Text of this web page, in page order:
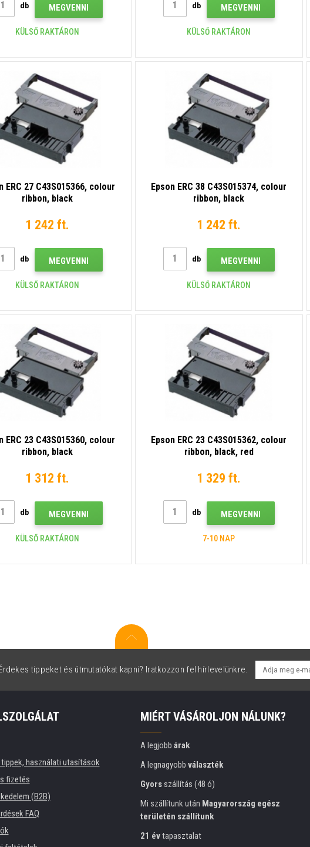
db MEGVENNI
KÜLSŐ RAKTÁRON
db MEGVENNI
KÜLSŐ RAKTÁRON
ERC 27 C43S015366, colour
ribbon, black
1 242 ft.
db MEGVENNI
KÜLSŐ RAKTÁRON
Epson ERC 38 C43S015374, colour
ribbon, black
1 242 ft.
db MEGVENNI
KÜLSŐ RAKTÁRON
ERC 23 C43S015360, colour
ribbon, black
1 312 ft.
db MEGVENNI
KÜLSŐ RAKTÁRON
Epson ERC 23 C43S015362, colour
ribbon, black, red
1 329 ft.
db MEGVENNI
7-10 NAP
tippeket és útmutatókat kapni? Iratkozzon fel hírlevelünkre.
használati utasítások
fizetés
(B2B)
FAQ
MIÉRT VÁSÁROLJON NÁLUNK?
A legjobb árak
A legnagyobb választék
Gyorsszállítás (48 ó)
Mi szállítunk után Magyarország egész
területén szállítunk
21 évtapasztalat